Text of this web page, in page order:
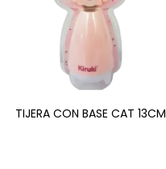
TIJERA CON BASE CAT 13CM